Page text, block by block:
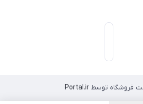
فروشگاه توسطPortal.ir